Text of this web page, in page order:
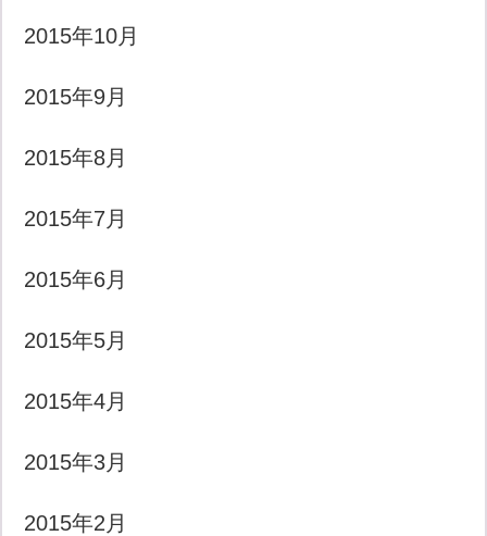
2015年10月
2015年9月
2015年8月
2015年7月
2015年6月
2015年5月
2015年4月
2015年3月
2015年2月